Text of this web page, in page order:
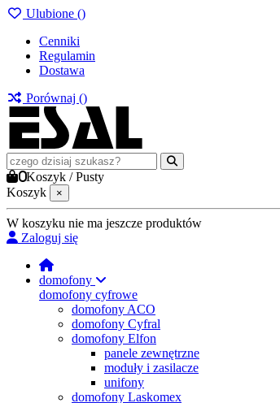
Ulubione ()
Cenniki
Regulamin
Dostawa
Porównaj ()
0Koszyk /Pusty
Koszyk
×
W koszyku nie ma jeszcze produktów
Zaloguj się
domofony
domofony cyfrowe
domofony ACO
domofony Cyfral
domofony Elfon
panele zewnętrzne
moduły i zasilacze
unifony
domofony Laskomex